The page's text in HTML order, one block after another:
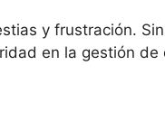
y frustración.
en la gestión